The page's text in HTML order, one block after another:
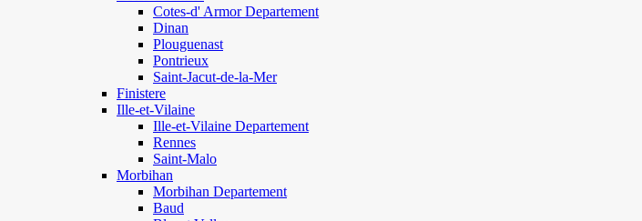
Cotes-d' Armor Departement
Dinan
Plouguenast
Pontrieux
Saint-Jacut-de-la-Mer
Finistere
Ille-et-Vilaine
Ille-et-Vilaine Departement
Rennes
Saint-Malo
Morbihan
Morbihan Departement
Baud